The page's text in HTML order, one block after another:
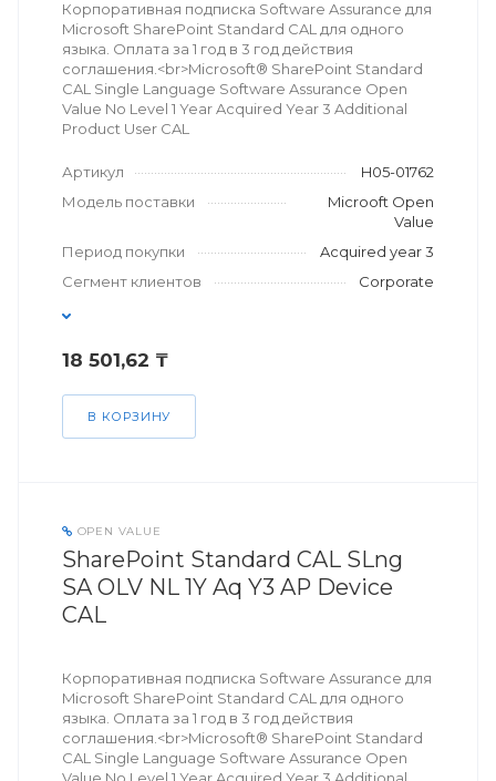
Корпоративная подписка Software Assurance для
Microsoft SharePoint Standard CAL для одного
языка. Оплата за 1 год в 3 год действия
соглашения.<br>Microsoft® SharePoint Standard
CAL Single Language Software Assurance Open
Value No Level 1 Year Acquired Year 3 Additional
Product User CAL
Артикул
H05-01762
Модель поставки
Microoft Open
Value
Период покупки
Acquired year 3
Сегмент клиентов
Corporate
18 501,62 ₸
В КОРЗИНУ
OPEN VALUE
SharePoint Standard CAL SLng
SA OLV NL 1Y Aq Y3 AP Device
CAL
Корпоративная подписка Software Assurance для
Microsoft SharePoint Standard CAL для одного
языка. Оплата за 1 год в 3 год действия
соглашения.<br>Microsoft® SharePoint Standard
CAL Single Language Software Assurance Open